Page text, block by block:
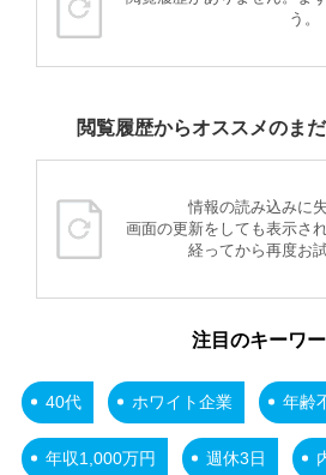
う。
閲覧履歴からオススメのま
情報の読み込みに
画面の更新をしても表示さ
経ってから再度お
注目のキーワ
40代 ホワイト企業 年齢
年収1,000万円 週休3日